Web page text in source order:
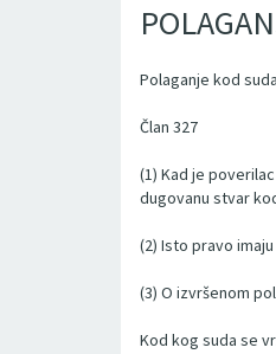
Polaganje kod suda
Član 327
(1) Kad je
dugovanu stvar
(2) Isto pravo
(3) O izvršenom
Kod kog suda se